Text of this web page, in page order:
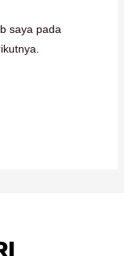
saya pada